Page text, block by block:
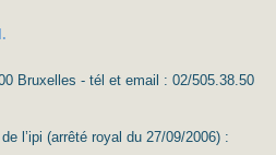
Bruxelles - tél et email : 02/505.38.50
l’ipi (arrêté royal du 27/09/2006) :